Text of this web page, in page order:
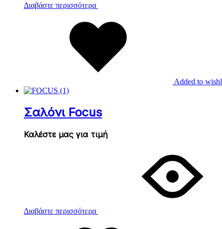
Διαβάστε περισσότερα
Added to
Σαλόνι Focus
Καλέστε μας για τιμή
Διαβάστε περισσότερα